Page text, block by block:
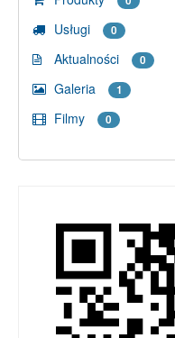
Usługi 0
Aktualności 0
Galeria 1
Filmy 0